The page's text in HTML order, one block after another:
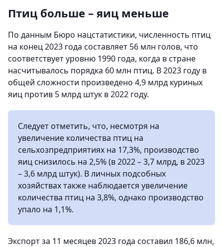
Птиц больше – яиц меньше
По данным Бюро нацстатистики, численность птиц
на конец 2023 года составляет 56 млн голов, что
соответствует уровню 1990 года, когда в стране
насчитывалось порядка 60 млн птиц. В 2023 году в
общей сложности произведено 4,9 млрд куриных
яиц против 5 млрд штук в 2022 году.
Следует отметить, что, несмотря на
увеличение количества птиц на
сельхозпредприятиях на 17,3%, производство
яиц снизилось на 2,5% (в 2022 – 3,7 млрд, в 2023
– 3,6 млрд штук). В личных подсобных
хозяйствах также наблюдается увеличение
количества птиц на 3,8%, однако производство
упало на 1,1%.
Экспорт за 11 месяцев 2023 года составил 186,6 млн,